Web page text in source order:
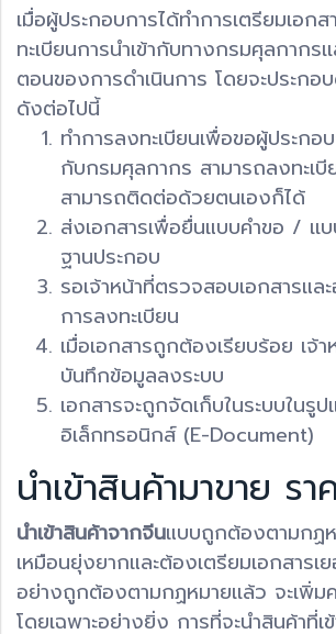
เมื่อผู้ประกอบการได้ทำการเตรียมเอก
ทะเบียนการนำเข้ากับทางกรมศุลกากรเ
ตอนของการดำเนินการ โดยจะประก
ดังต่อไปนี้
ทำการลงทะเบียนเพื่อขอผู้ประกอ
กับกรมศุลกากร สามารถลงทะเ
สามารถติดต่อด้วยตนเองก็ได้
ส่งเอกสารเพื่อยื่นแบบคำขอ / เเ
ฐานประกอบ
รอเจ้าหน้าที่ตรวจสอบเอกสารแล
การลงทะเบียน
เมื่อเอกสารถูกต้องเรียบร้อย เจ้า
บันทึกข้อมูลลงระบบ
เอกสารจะถูกจัดเก็บในระบบในรูป
อิเล็กทรอนิกส์ (E-Document)
นำเข้าสินค้ามาขาย รา
นำเข้าสินค้าจากจีนแบบถูกต้องตามกฏ
เหมือนยุ่งยากและต้องเตรียมเอกสารเย
อย่างถูกต้องตามกฏหมายเเล้ว จะเพิ่
โดยเฉพาะอย่างยิ่ง การที่จะนำสินค้าที่เ